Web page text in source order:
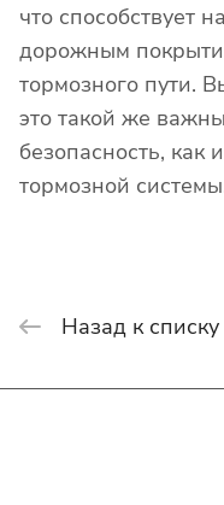
что способствует
дорожным
тормозного пути.
это такой же
безопасность, как
тормозной
Назад к списку